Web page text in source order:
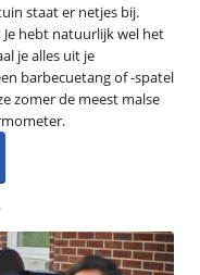
staat er netjes bij.
hebt natuurlijk wel het
je alles uit je
barbecuetang of -spatel
zomer de meest malse